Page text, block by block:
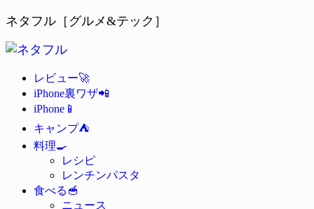
ネタフル［グルメ&テック］
レビュー🚀
iPhone裏ワザ📲
iPhone 📱
キャンプ⛺
料理🍳
レシピ
レンチンパスタ
食べる 🥣
ニュース